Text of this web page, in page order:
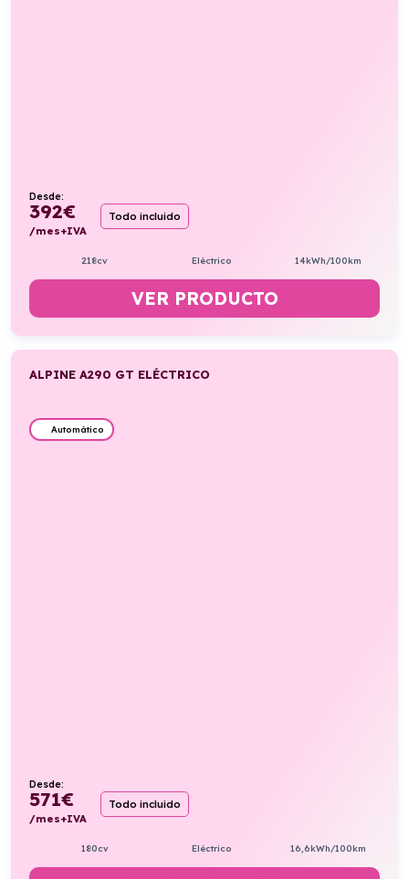
Desde:
392€
/mes+IVA
Todo incluido
218cv Eléctrico 14kWh/100km
VER PRODUCTO
ALPINE A290 GT ELÉCTRICO
Automático
Desde:
571€
/mes+IVA
Todo incluido
180cv Eléctrico 16,6kWh/100km